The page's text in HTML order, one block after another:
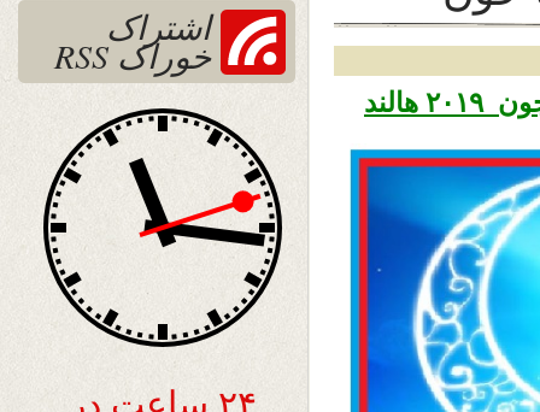
اشتراک
خوراک RSS
۲۴ ساعت در